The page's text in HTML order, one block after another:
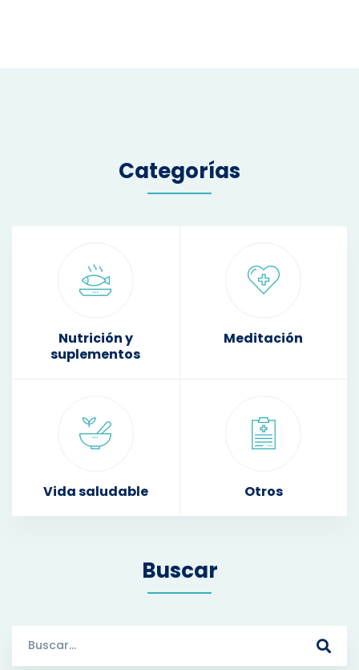
Categorías
Nutrición y
suplementos
Meditación
Vida saludable Otros
Buscar